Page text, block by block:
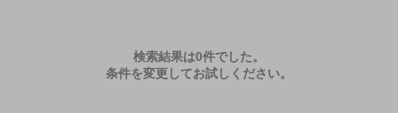
検索結果は0件でした。
条件を変更してお試しください。